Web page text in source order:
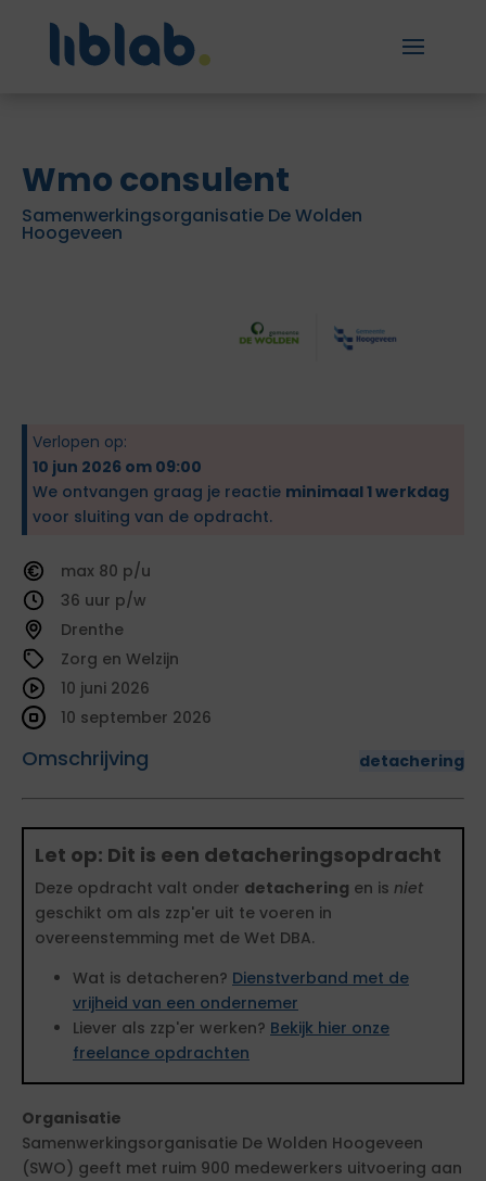
Wmo consulent
Samenwerkingsorganisatie De Wolden
Hoogeveen
Verlopen op:
10 jun 2026 om 09:00
We ontvangen graag je reactie minimaal 1 werkdag
voor sluiting van de opdracht.
80
36
Drenthe
Zorg en Welzijn
Omschrijving detachering
10 juni 2026
10 september 2026
Let op: Dit is een detacheringsopdracht
Deze opdracht valt onder detachering en is niet
geschikt om als zzp'er uit te voeren in
overeenstemming met de Wet DBA.
Wat is detacheren? Dienstverband met de
vrijheid van een ondernemer
Liever als zzp'er werken? Bekijk hier onze
freelance opdrachten
Organisatie
Samenwerkingsorganisatie De Wolden Hoogeveen
(SWO) geeft met ruim 900 medewerkers uitvoering aan